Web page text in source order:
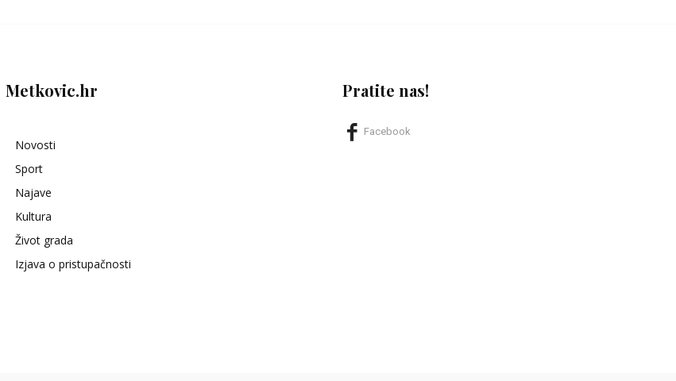
Metkovic.hr
Novosti
Sport
Najave
Kultura
Život grada
Izjava o pristupačnosti
Pratite nas!
Facebook